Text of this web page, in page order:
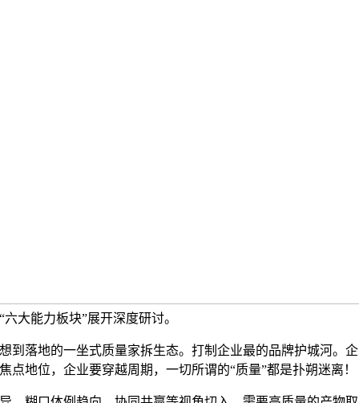
大能力板块”展开深度研讨。
地的一坐式质量家拆生态。打制企业最的品牌护城河。企
点地位，企业要穿越周期，一切所谓的“质量”都是扑朔迷离！